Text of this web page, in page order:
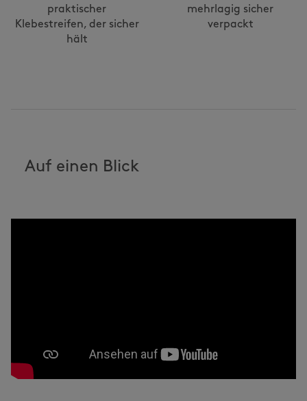
praktischer
Klebestreifen, der sicher
hält
mehrlagig sicher
verpackt
Auf einen Blick